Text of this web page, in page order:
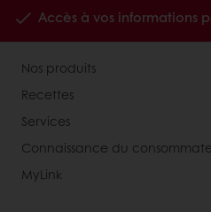
Accès à vos informations
Nos produits
Recettes
Services
Connaissance du
MyLink